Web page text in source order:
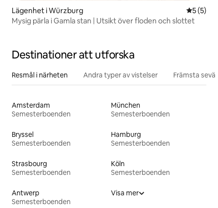
Lägenhet i Würzburg 5 av 5 i
5 (5)
Mysig pärla i Gamla stan | Utsikt över floden och slottet
Destinationer att utforska
Resmål i närheten Andra typer av vistelser Främsta
Amsterdam
Semesterboenden
München
Semesterboenden
Bryssel
Semesterboenden
Hamburg
Semesterboenden
Strasbourg
Semesterboenden
Köln
Semesterboenden
Antwerp
Semesterboenden
Visa mer